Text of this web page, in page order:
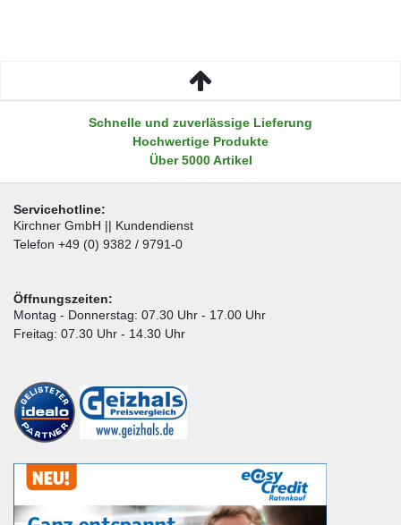
Schnelle und zuverlässige Lieferung
Hochwertige Produkte
Über 5000 Artikel
Servicehotline:
Kirchner GmbH || Kundendienst
Telefon +49 (0) 9382 / 9791-0
Öffnungszeiten:
Montag - Donnerstag: 07.30 Uhr - 17.00 Uhr
Freitag: 07.30 Uhr - 14.30 Uhr